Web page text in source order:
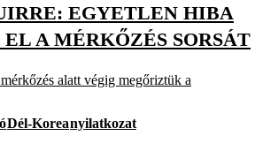
EGYETLEN HIBA
A MÉRKŐZÉS SORSÁT
alatt végig megőriztük a
Dél-Koreanyilatkozat